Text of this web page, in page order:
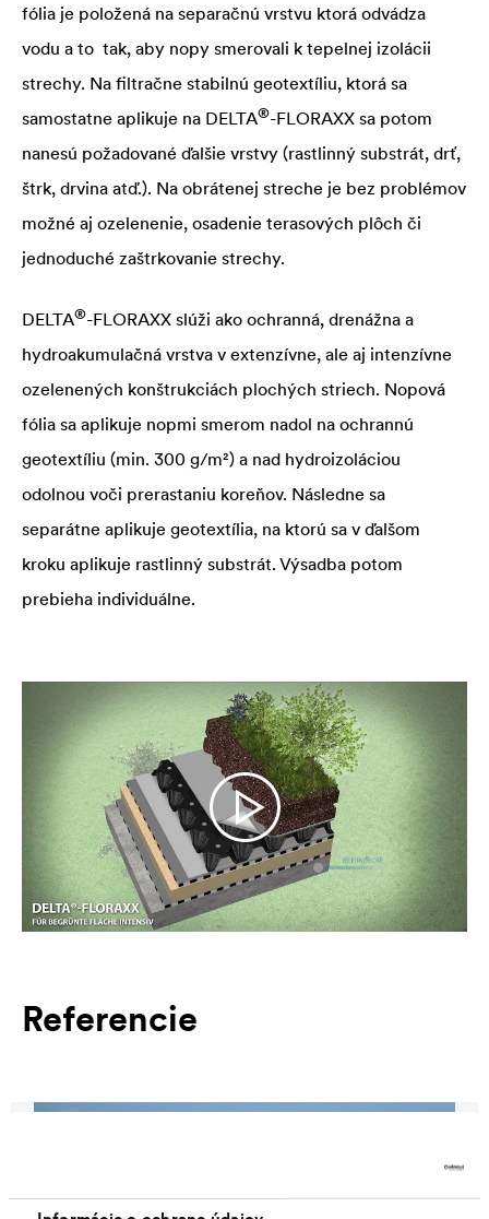
fólia je položená na separačnú vrstvu ktorá odvádza
vodu a to tak, aby nopy smerovali k tepelnej izolácii
strechy. Na filtračne stabilnú geotextíliu, ktorá sa
samostatne aplikuje na DELTA®-FLORAXX sa potom
nanesú požadované ďalšie vrstvy (rastlinný substrát, drť,
štrk, drvina atď.). Na obrátenej streche je bez problémov
možné aj ozelenenie, osadenie terasových plôch či
jednoduché zaštrkovanie strechy.
DELTA®-FLORAXX slúži ako ochranná, drenážna a
hydroakumulačná vrstva v extenzívne, ale aj intenzívne
ozelenených konštrukciách plochých striech. Nopová
fólia sa aplikuje nopmi smerom nadol na ochrannú
geotextíliu (min. 300 g/m²) a nad hydroizoláciou
odolnou voči prerastaniu koreňov. Následne sa
separátne aplikuje geotextília, na ktorú sa v ďalšom
kroku aplikuje rastlinný substrát. Výsadba potom
prebieha individuálne.
Referencie